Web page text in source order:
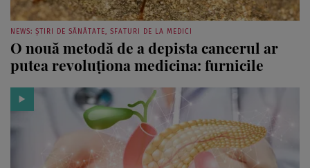
O nouă metodă de a depista cancerul ar
putea revoluționa medicina: furnicile